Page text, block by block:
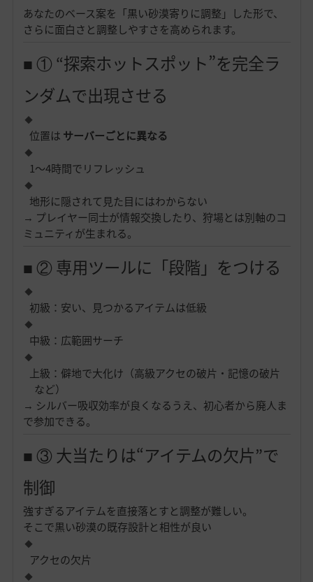
あなたのベース案を「黒い砂漠寄りに調整」した形で、
さらに面白さと調整しやすさを高められます。
■ ① “探索ホットスポット”を完全ラ
ンダムで出現させる
位置は サーバーごとに異なる
1〜4時間でリフレッシュ
地形に隠されて見た目にはわからない
→ プレイヤー同士が情報交換したり、狩場とは別軸のコ
ミュニティが生まれる。
■ ② 専用ツールに「段階」をつける
初級：安い、見つかるアイテムは低級
中級：広範囲サーチ
上級：僻地で大化け（高級アクセの破片・記憶の破片
など）
→ シルバー吸収効率が良くなるうえ、初心者から廃人ま
で参加できる。
■ ③ 大当たりは“アイテムの欠片”で
制御
強すぎるアイテムを直接落とすと調整が難しい。
そこで黒い砂漠の既存設計と相性が良い
アクセの欠片